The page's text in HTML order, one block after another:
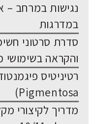
נגישות במרחב –
במדרגות
סדרת סרטוני
והקראה
Pigmentosa)
מדריך לקיצורי